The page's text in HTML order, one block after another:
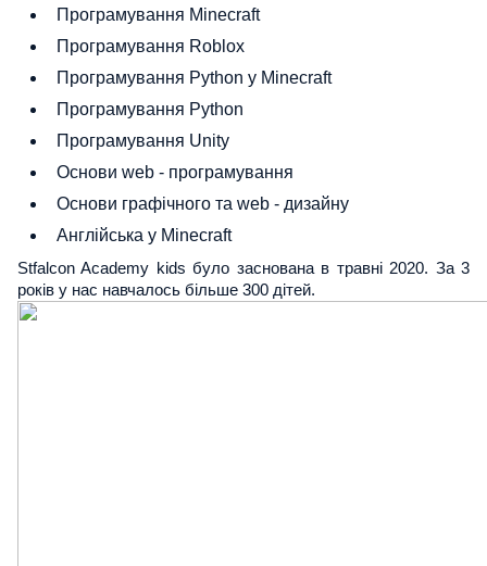
Програмування Minecraft
Програмування Roblox
Програмування Python у Minecraft
Програмування Python
Програмування Unity
Основи web - програмування
Основи графічного та web - дизайну
Англійська у Minecraft
Stfalcon Academy kids було заснована в травні 2020. За 3
років у нас навчалось більше 300 дітей.